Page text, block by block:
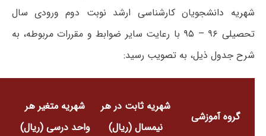
شهریه دانشجویان کارشناسی ارشد نوبت دوم ورودی سال
تحصیلی ۹۶ – ۹۵ با رعایت سایر ضوابط و مقررات مربوطه، به
شرح جدول ذیل، به تصویب رسید:
گروه آموزشی
شهریه ثابت در هر
نیمسال (ریال)
شهریه متغیر هر
واحد درسی (ریال)